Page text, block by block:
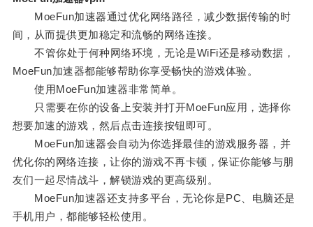
MoeFun加速器通过优化网络路径，减少数据传输的时
间，从而提供更加稳定和流畅的网络连接。
不管你处于何种网络环境，无论是WiFi还是移动数据，
MoeFun加速器都能够帮助你享受畅快的游戏体验。
使用MoeFun加速器非常简单。
只需要在你的设备上安装并打开MoeFun应用，选择你
想要加速的游戏，然后点击连接按钮即可。
MoeFun加速器会自动为你选择最佳的游戏服务器，并
优化你的网络连接，让你的游戏不再卡顿，保证你能够与朋
友们一起尽情战斗，解锁游戏的更高级别。
MoeFun加速器还支持多平台，无论你是PC、电脑还是
手机用户，都能够轻松使用。